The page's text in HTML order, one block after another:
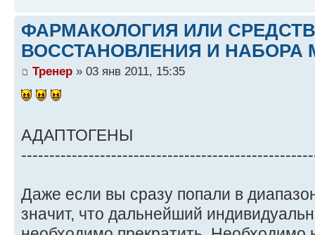
ФАРМАКОЛОГИЯ ИЛИ
ВОССТАНОВЛЕНИЯ И НАБОРА
Тренер » 03 янв 2011, 15:35
АДАПТОГЕНЫ
Даже если вы сразу попали в
значит, что дальнейший